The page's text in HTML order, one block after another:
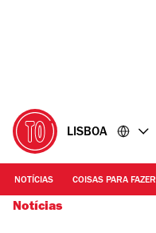
LISBOA
NOTÍCIAS COISAS PARA FAZER
Notícias